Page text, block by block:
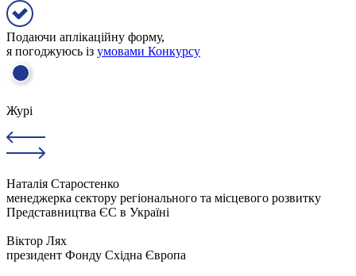
Подаючи аплікаційну форму,
я погоджуюсь із умовами Конкурсу
Журі
Наталія Старостенко
менеджерка сектору регіонального та місцевого розвитку
Представництва ЄС в Україні
Віктор Лях
президент Фонду Східна Європа